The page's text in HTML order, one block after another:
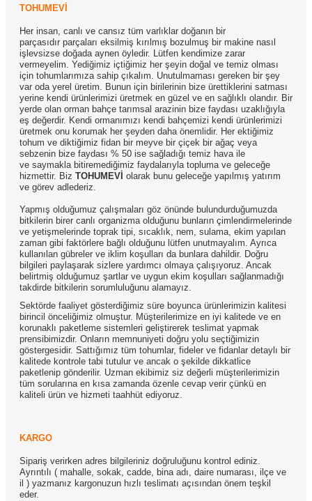
TOHUMEVİ
Her insan, canlı ve cansız tüm varlıklar doğanın bir
parçasıdır parçaları eksilmiş kırılmış bozulmuş bir makine nasıl
işlevsizse doğada aynen öyledir. Lütfen kendimize zarar
vermeyelim. Yediğimiz içtiğimiz her şeyin doğal ve temiz olması
için tohumlarımıza sahip çıkalım. Unutulmaması gereken bir şey
var oda yerel üretim. Bunun için birilerinin bize ürettiklerini satması
yerine kendi ürünlerimizi üretmek en güzel ve en sağlıklı olandır. Bir
yerde olan orman bahçe tarımsal arazinin bize faydası uzaklığıyla
eş değerdir. Kendi ormanımızı kendi bahçemizi kendi ürünlerimizi
üretmek onu korumak her şeyden daha önemlidir. Her ektiğimiz
tohum ve diktiğimiz fidan bir meyve bir çiçek bir ağaç veya
sebzenin bize faydası % 50 ise sağladığı temiz hava ile
ve saymakla bitiremediğimiz faydalarıyla topluma ve geleceğe
hizmettir. Biz TOHUMEVİ olarak bunu geleceğe yapılmış yatırım
ve görev adlederiz.
Yapmış olduğumuz çalışmaları göz önünde bulundurduğumuzda
bitkilerin birer canlı organizma olduğunu bunların çimlendirmelerinde
ve yetişmelerinde toprak tipi, sıcaklık, nem, sulama, ekim yapılan
zaman gibi faktörlere bağlı olduğunu lütfen unutmayalım. Ayrıca
kullanılan gübreler ve iklim koşulları da bunlara dahildir. Doğru
bilgileri paylaşarak sizlere yardımcı olmaya çalışıyoruz. Ancak
belirtmiş olduğumuz şartlar ve uygun ekim koşulları sağlanmadığı
takdirde bitkilerin sorumluluğunu alamayız.
Sektörde faaliyet gösterdiğimiz süre boyunca ürünlerimizin kalitesi
birincil önceliğimiz olmuştur. Müşterilerimize en iyi kalitede ve en
korunaklı paketleme sistemleri geliştirerek teslimat yapmak
prensibimizdir. Onların memnuniyeti doğru yolu seçtiğimizin
göstergesidir. Sattığımız tüm tohumlar, fideler ve fidanlar detaylı bir
kalitede kontrole tabi tutulur ve ancak o şekilde dikkatlice
paketlenip gönderilir. Uzman ekibimiz siz değerli müşterilerimizin
tüm sorularına en kısa zamanda özenle cevap verir çünkü en
kaliteli ürün ve hizmeti taahhüt ediyoruz.
KARGO
Sipariş verirken adres bilgileriniz doğruluğunu kontrol ediniz.
Ayrıntılı ( mahalle, sokak, cadde, bina adı, daire numarası, ilçe ve
il ) yazmanız kargonuzun hızlı teslimatı açısından önem teşkil
eder.